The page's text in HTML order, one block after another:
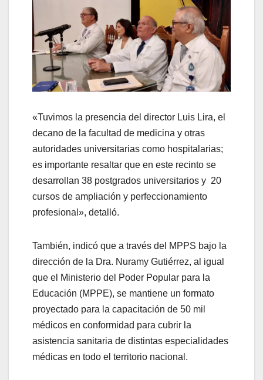
«Tuvimos la presencia del director Luis Lira, el
decano de la facultad de medicina y otras
autoridades universitarias como hospitalarias;
es importante resaltar que en este recinto se
desarrollan 38 postgrados universitarios y 20
cursos de ampliación y perfeccionamiento
profesional», detalló.
También, indicó que a través del MPPS bajo la
dirección de la Dra. Nuramy Gutiérrez, al igual
que el Ministerio del Poder Popular para la
Educación (MPPE), se mantiene un formato
proyectado para la capacitación de 50 mil
médicos en conformidad para cubrir la
asistencia sanitaria de distintas especialidades
médicas en todo el territorio nacional.